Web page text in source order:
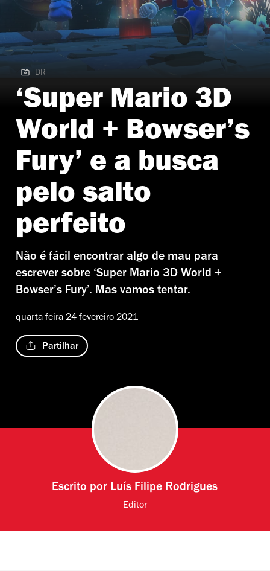
DR | Super Mario 3D World + Bowser’s Fury
DR
‘Super Mario 3D
World + Bowser’s
Fury’ e a busca
pelo salto
perfeito
Não é fácil encontrar algo de mau para
escrever sobre ‘Super Mario 3D World +
Bowser’s Fury’. Mas vamos tentar.
quarta-feira 24 fevereiro 2021
Partilhar
Escrito por Luís Filipe Rodrigues
Editor